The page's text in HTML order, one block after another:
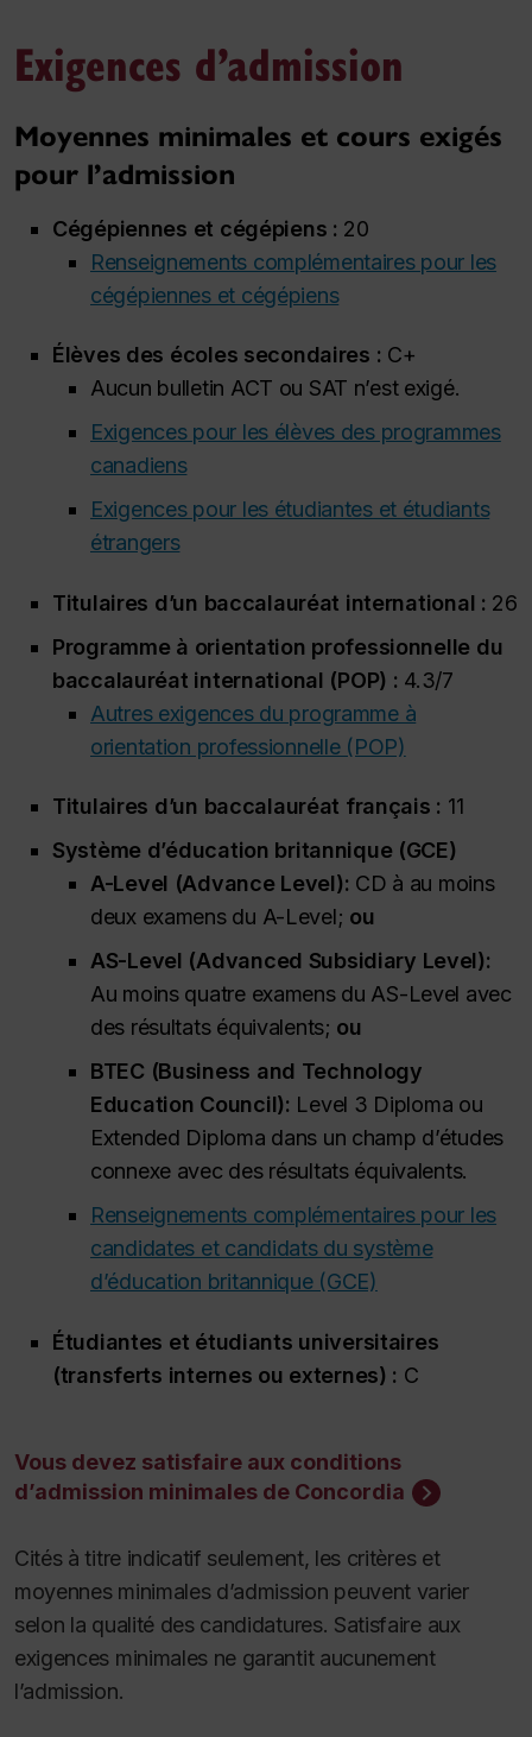
Exigences d’admission
Moyennes minimales et cours exigés
pour l’admission
Cégépiennes et cégépiens : 20
Renseignements complémentaires pour les
cégépiennes et cégépiens
Élèves des écoles secondaires : C+
Aucun bulletin ACT ou SAT n’est exigé.
Exigences pour les élèves des programmes
canadiens
Exigences pour les étudiantes et étudiants
étrangers
Titulaires d’un baccalauréat international : 26
Programme à orientation professionnelle du
baccalauréat international (POP) : 4.3/7
Autres exigences du programme à
orientation professionnelle (POP)
Titulaires d’un baccalauréat français : 11
Système d’éducation britannique (GCE)
A-Level (Advance Level): CD à au moins
deux examens du A-Level; ou
AS-Level (Advanced Subsidiary Level):
Au moins quatre examens du AS-Level avec
des résultats équivalents; ou
BTEC (Business and Technology
Education Council): Level 3 Diploma ou
Extended Diploma dans un champ d’études
connexe avec des résultats équivalents.
Renseignements complémentaires pour les
candidates et candidats du système
d’éducation britannique (GCE)
Étudiantes et étudiants universitaires
(transferts internes ou externes) : C
Vous devez satisfaire aux conditions
d’admission minimales de Concordia
Cités à titre indicatif seulement, les critères et
moyennes minimales d’admission peuvent varier
selon la qualité des candidatures. Satisfaire aux
exigences minimales ne garantit aucunement
l’admission.